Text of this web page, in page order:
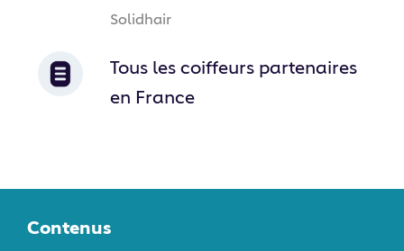
Solidhair
Tous les coiffeurs partenaires
en France
Contenus